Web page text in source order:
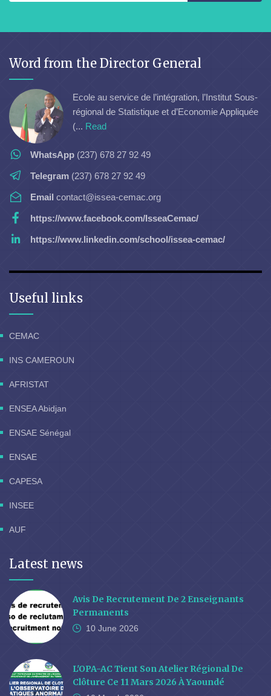
Word from the Director General
Ecole au service de l’intégration, l’Institut Sous-
régional de Statistique et d’Economie Appliquée
(... Read
WhatsApp (237) 678 27 92 49
Telegram (237) 678 27 92 49
Email contact@issea-cemac.org
https://www.facebook.com/IsseaCemac/
https://www.linkedin.com/school/issea-cemac/
Useful links
CEMAC
INS CAMEROUN
AFRISTAT
ENSEA Abidjan
ENSAE Sénégal
ENSAE
CAPESA
INSEE
AUF
Latest news
Avis De Recrutement De 2 Enseignants
Permanents
10 June 2026
L'OPA-AC Tient Son Atelier Régional De
Clôture Ce 11 Mars 2026 À Yaoundé